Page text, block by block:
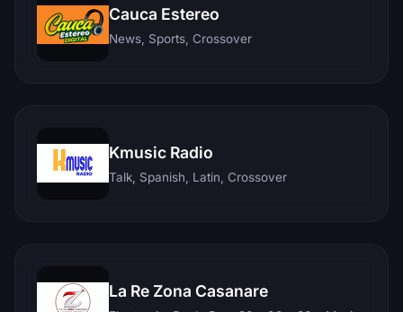
Cauca Estereo
News, Sports, Crossover
Kmusic Radio
Talk, Spanish, Latin, Crossover
La Re Zona Casanare